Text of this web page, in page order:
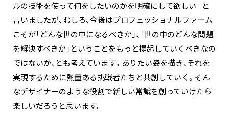
ルの技術を使って何をしたいのかを明確にして欲しい…と
言いましたが、むしろ、今後はプロフェッショナルファーム
こそが「どんな世の中になるべきか」、「世の中のどんな問題
を解決すべきか」ということをもっと提起していくべきなの
ではないか、とも考えています。ありたい姿を描き、それを
実現するために熱量ある挑戦者たちと共創していく。そん
なデザイナーのような役割で新しい常識を創っていけたら
楽しいだろうと思います。